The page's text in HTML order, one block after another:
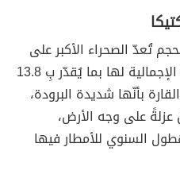
تُعدّ الصحراء الأكبر على
سطح الأرض، إذ تبلغ المساحة الإجمالية لها بما يُقدّر بِ 13.8
بأنّها شديدة البرودة،
عزلةً على وجه الأرض،
السنوي للأمطار فيها